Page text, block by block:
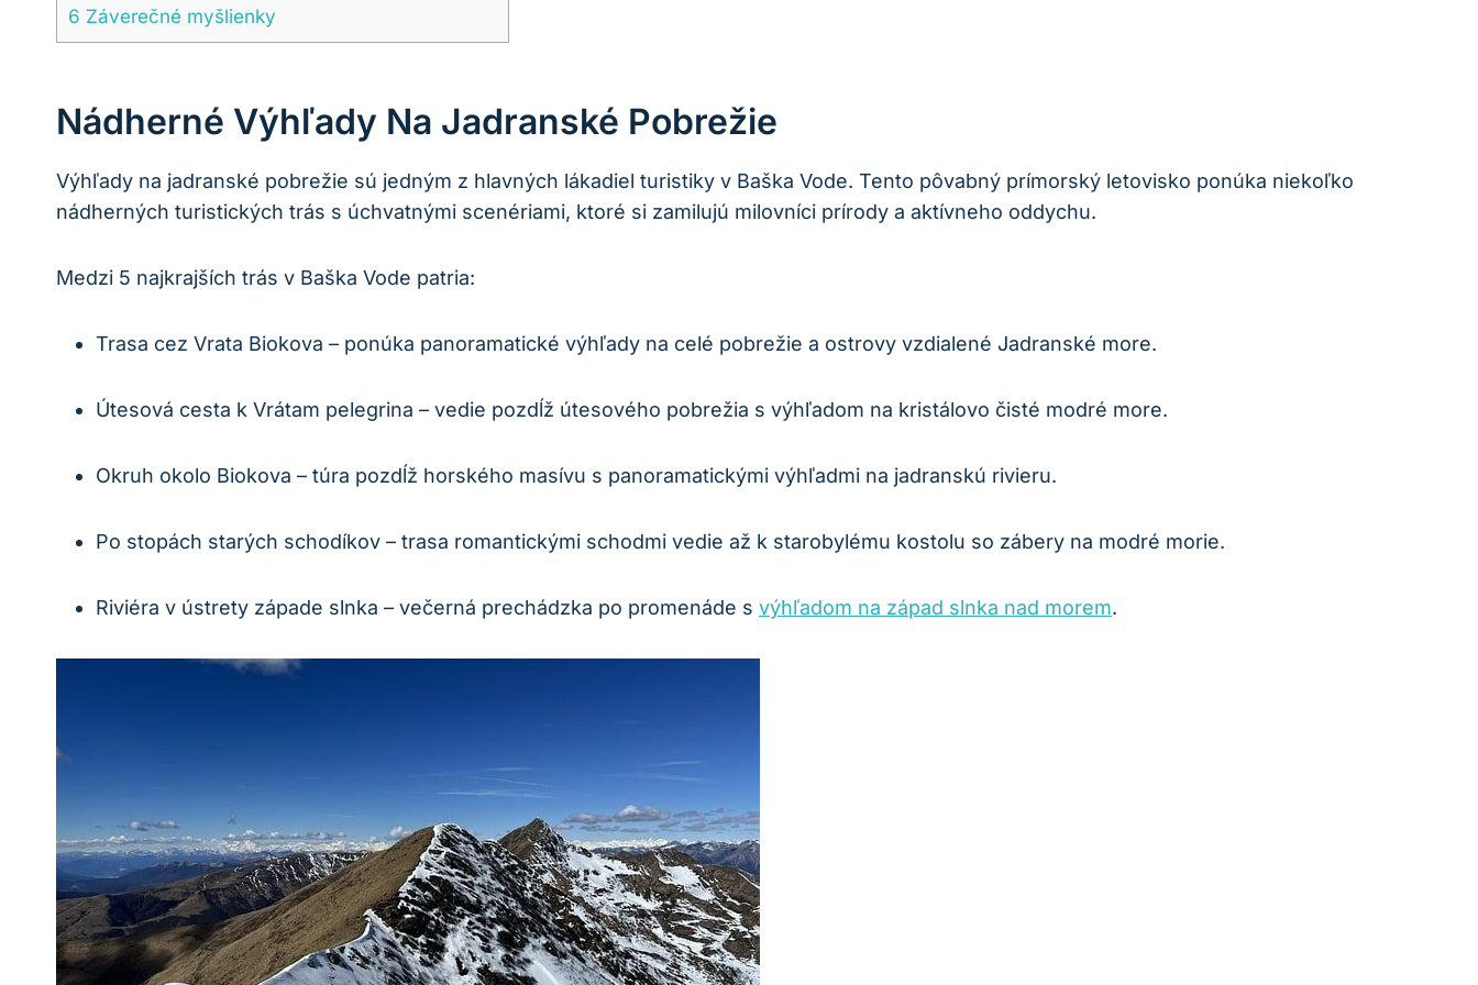
6 Záverečné ‌myšlienky
Nádherné ⁤výhľady Na Jadranské Pobrežie
Výhľady na jadranské pobrežie sú jedným z hlavných​ lákadiel turistiky v Baška Vode. Tento⁢ pôvabný prímorský letovisko ponúka niekoľko⁢
nádherných turistických trás s úchvatnými scenériami, ktoré si ‌zamilujú milovníci prírody a aktívneho oddychu.
Medzi 5 najkrajších trás v Baška Vode patria:
Trasa cez Vrata Biokova – ponúka panoramatické výhľady na celé⁢ pobrežie a ‍ostrovy vzdialené⁣ Jadranské more.
Útesová cesta k Vrátam pelegrina – vedie ‍pozdĺž útesového pobrežia s výhľadom na kristálovo čisté modré more.
Okruh ‌okolo Biokova – túra pozdĺž horského masívu s panoramatickými výhľadmi ‍na jadranskú rivieru.
Po stopách starých schodíkov‍ – trasa romantickými schodmi⁢ vedie až k‌ starobylému kostolu so zábery na modré morie.
Riviéra v ústrety západe slnka – večerná ​prechádzka po promenáde s výhľadom na západ slnka nad morem.